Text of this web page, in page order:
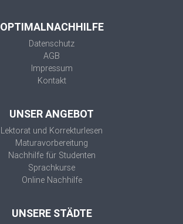
OPTIMALNACHHILFE
Datenschutz
AGB
Impressum
Kontakt
UNSER ANGEBOT
Lektorat und Korrekturlesen
Maturavorbereitung
Nachhilfe für Studenten
Sprachkurse
Online Nachhilfe
UNSERE STÄDTE